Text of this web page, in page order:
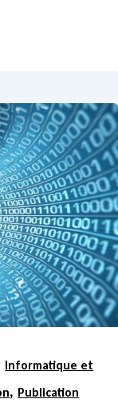
Informatique et
, Publication